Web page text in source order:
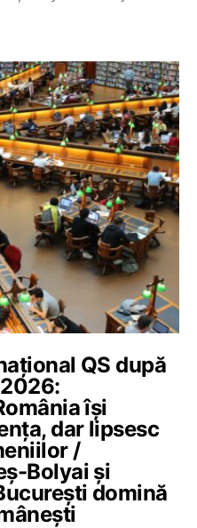
QS după
își
dar lipsesc
/
Bolyai și
domină